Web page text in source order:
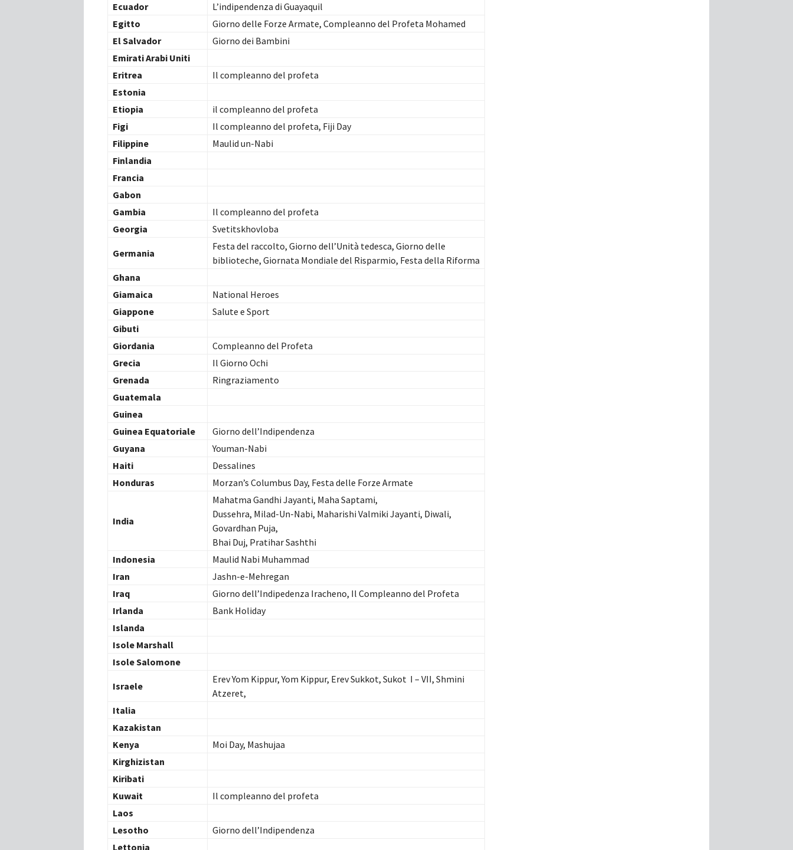
Ecuador
L’indipendenza di Guayaquil
Egitto
Giorno delle Forze Armate, Compleanno del Profeta Mohamed
El Salvador
Giorno dei Bambini
Emirati Arabi Uniti
Eritrea
Il compleanno del profeta
Estonia
Etiopia
il compleanno del profeta
Figi
Il compleanno del profeta, Fiji Day
Filippine
Maulid un-Nabi
Finlandia
Francia
Gabon
Gambia
Il compleanno del profeta
Georgia
Svetitskhovloba
Germania
Festa del raccolto, Giorno dell’Unità tedesca, Giorno delle
biblioteche, Giornata Mondiale del Risparmio, Festa della Riforma
Ghana
Giamaica
National Heroes
Giappone
Salute e Sport
Gibuti
Giordania
Compleanno del Profeta
Grecia
Il Giorno Ochi
Grenada
Ringraziamento
Guatemala
Guinea
Guinea Equatoriale
Giorno dell’Indipendenza
Guyana
Youman-Nabi
Haiti
Dessalines
Honduras
Morzan’s Columbus Day, Festa delle Forze Armate
India
Mahatma Gandhi Jayanti, Maha Saptami,
Dussehra, Milad-Un-Nabi, Maharishi Valmiki Jayanti, Diwali,
Govardhan Puja,
Bhai Duj, Pratihar Sashthi
Indonesia
Maulid Nabi Muhammad
Iran
Jashn-e-Mehregan
Iraq
Giorno dell’Indipedenza Iracheno, Il Compleanno del Profeta
Irlanda
Bank Holiday
Islanda
Isole Marshall
Isole Salomone
Israele
Erev Yom Kippur, Yom Kippur, Erev Sukkot, Sukot I – VII, Shmini
Atzeret,
Italia
Kazakistan
Kenya
Moi Day, Mashujaa
Kirghizistan
Kiribati
Kuwait
Il compleanno del profeta
Laos
Lesotho
Giorno dell’Indipendenza
Lettonia